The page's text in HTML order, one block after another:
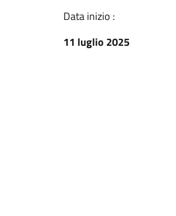
Data inizio :
11 luglio 2025